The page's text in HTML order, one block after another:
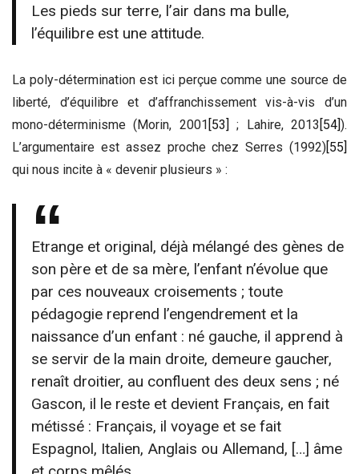
Les pieds sur terre, l’air dans ma bulle,
l’équilibre est une attitude.
La poly-détermination est ici perçue comme une source de
liberté, d’équilibre et d’affranchissement vis-à-vis d’un
mono-déterminisme (Morin, 2001 [53] ; Lahire, 2013 [54]).
L’argumentaire est assez proche chez Serres (1992) [55]
qui nous incite à « devenir plusieurs » :
Etrange et original, déjà mélangé des gènes de
son père et de sa mère, l’enfant n’évolue que
par ces nouveaux croisements ; toute
pédagogie reprend l’engendrement et la
naissance d’un enfant : né gauche, il apprend à
se servir de la main droite, demeure gaucher,
renaît droitier, au confluent des deux sens ; né
Gascon, il le reste et devient Français, en fait
métissé : Français, il voyage et se fait
Espagnol, Italien, Anglais ou Allemand, […] âme